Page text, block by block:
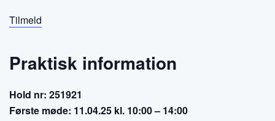
Tilmeld
Praktisk information
Hold nr: 251921
Første møde: 11.04.25 kl. 10:00 – 14:00